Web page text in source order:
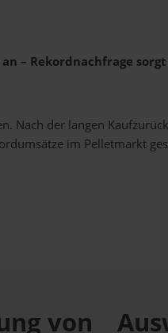
– Rekordnachfrage
Nach der langen
im Pelletmarkt
von